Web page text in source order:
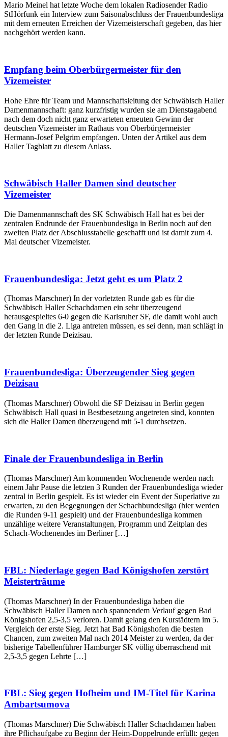
Mario Meinel hat letzte Woche dem lokalen Radiosender Radio
StHörfunk ein Interview zum Saisonabschluss der Frauenbundesliga
mit dem erneuten Erreichen der Vizemeisterschaft gegeben, das hier
nachgehört werden kann.
Empfang beim Oberbürgermeister für den
Vizemeister
Hohe Ehre für Team und Mannschaftsleitung der Schwäbisch Haller
Damenmannschaft: ganz kurzfristig wurden sie am Dienstagabend
nach dem doch nicht ganz erwarteten erneuten Gewinn der
deutschen Vizemeister im Rathaus von Oberbürgermeister
Hermann-Josef Pelgrim empfangen. Unten der Artikel aus dem
Haller Tagblatt zu diesem Anlass.
Schwäbisch Haller Damen sind deutscher
Vizemeister
Die Damenmannschaft des SK Schwäbisch Hall hat es bei der
zentralen Endrunde der Frauenbundesliga in Berlin noch auf den
zweiten Platz der Abschlusstabelle geschafft und ist damit zum 4.
Mal deutscher Vizemeister.
Frauenbundesliga: Jetzt geht es um Platz 2
(Thomas Marschner) In der vorletzten Runde gab es für die
Schwäbisch Haller Schachdamen ein sehr überzeugend
herausgespieltes 6-0 gegen die Karlsruher SF, die damit wohl auch
den Gang in die 2. Liga antreten müssen, es sei denn, man schlägt in
der letzten Runde Deizisau.
Frauenbundesliga: Überzeugender Sieg gegen
Deizisau
(Thomas Marschner) Obwohl die SF Deizisau in Berlin gegen
Schwäbisch Hall quasi in Bestbesetzung angetreten sind, konnten
sich die Haller Damen überzeugend mit 5-1 durchsetzen.
Finale der Frauenbundesliga in Berlin
(Thomas Marschner) Am kommenden Wochenende werden nach
einem Jahr Pause die letzten 3 Runden der Frauenbundesliga wieder
zentral in Berlin gespielt. Es ist wieder ein Event der Superlative zu
erwarten, zu den Begegnungen der Schachbundesliga (hier werden
die Runden 9-11 gespielt) und der Frauenbundesliga kommen
unzählige weitere Veranstaltungen, Programm und Zeitplan des
Schach-Wochenendes im Berliner […]
FBL: Niederlage gegen Bad Königshofen zerstört
Meisterträume
(Thomas Marschner) In der Frauenbundesliga haben die
Schwäbisch Haller Damen nach spannendem Verlauf gegen Bad
Königshofen 2,5-3,5 verloren. Damit gelang den Kurstädtern im 5.
Vergleich der erste Sieg. Jetzt hat Bad Königshofen die besten
Chancen, zum zweiten Mal nach 2014 Meister zu werden, da der
bisherige Tabellenführer Hamburger SK völlig überraschend mit
2,5-3,5 gegen Lehrte […]
FBL: Sieg gegen Hofheim und IM-Titel für Karina
Ambartsumova
(Thomas Marschner) Die Schwäbisch Haller Schachdamen haben
ihre Pflichaufgabe zu Beginn der Heim-Doppelrunde erfüllt: gegen